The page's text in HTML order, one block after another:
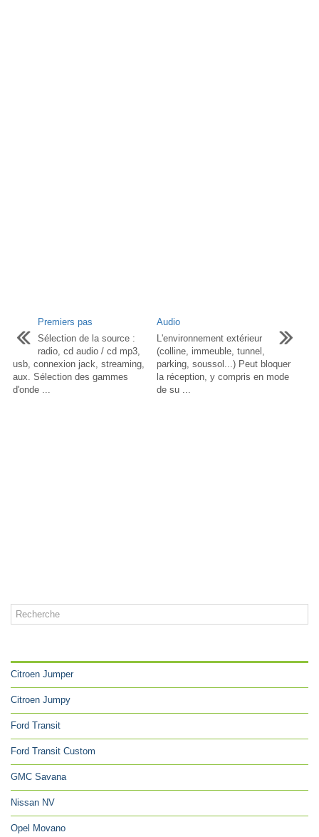
Premiers pas
Sélection de la source :
radio, cd audio / cd mp3,
usb, connexion jack, streaming,
aux. Sélection des gammes
d'onde ...
Audio
L'environnement extérieur
(colline, immeuble, tunnel,
parking, soussol...) Peut bloquer
la réception, y compris en mode
de su ...
Citroen Jumper
Citroen Jumpy
Ford Transit
Ford Transit Custom
GMC Savana
Nissan NV
Opel Movano